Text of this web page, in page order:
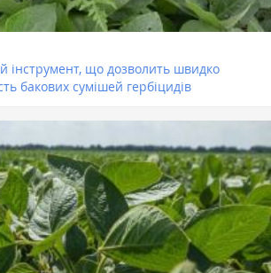
інструмент, що дозволить швидко
бакових сумішей гербіцидів